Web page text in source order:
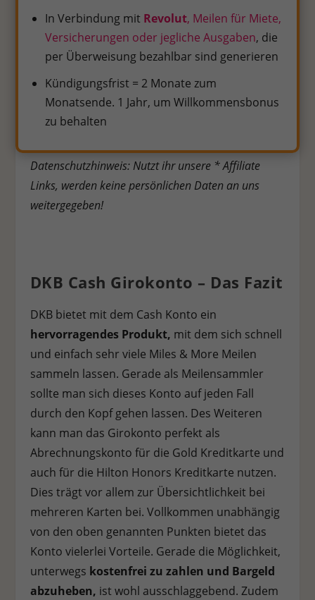
In Verbindung mit Revolut, Meilen für Miete,
Versicherungen oder jegliche Ausgaben, die
per Überweisung bezahlbar sind generieren
Kündigungsfrist = 2 Monate zum
Monatsende. 1 Jahr, um Willkommensbonus
zu behalten
Datenschutzhinweis: Nutzt ihr unsere * Affiliate
Links, werden keine persönlichen Daten an uns
weitergegeben!
DKB Cash Girokonto – Das Fazit
DKB bietet mit dem Cash Konto ein
hervorragendes Produkt, mit dem sich schnell
und einfach sehr viele Miles & More Meilen
sammeln lassen. Gerade als Meilensammler
sollte man sich dieses Konto auf jeden Fall
durch den Kopf gehen lassen. Des Weiteren
kann man das Girokonto perfekt als
Abrechnungskonto für die Gold Kreditkarte und
auch für die Hilton Honors Kreditkarte nutzen.
Dies trägt vor allem zur Übersichtlichkeit bei
mehreren Karten bei. Vollkommen unabhängig
von den oben genannten Punkten bietet das
Konto vielerlei Vorteile. Gerade die Möglichkeit,
unterwegs kostenfrei zu zahlen und Bargeld
abzuheben, ist wohl ausschlaggebend. Zudem